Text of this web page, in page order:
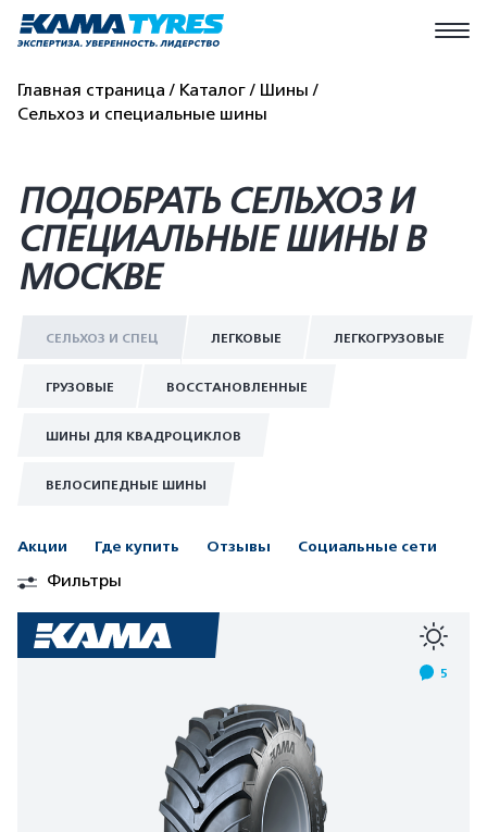
Главная страница Каталог
Шины
Сельхоз и специальные шины
ПОДОБРАТЬ СЕЛЬХОЗ И
СПЕЦИАЛЬНЫЕ ШИНЫ В
МОСКВЕ
СЕЛЬХОЗ И СПЕЦ ЛЕГКОВЫЕ ЛЕГКОГРУЗОВЫЕ
ГРУЗОВЫЕ ВОССТАНОВЛЕННЫЕ
ШИНЫ ДЛЯ КВАДРОЦИКЛОВ
ВЕЛОСИПЕДНЫЕ ШИНЫ
Акции Где купить Отзывы Социальные сети
Фильтры
5